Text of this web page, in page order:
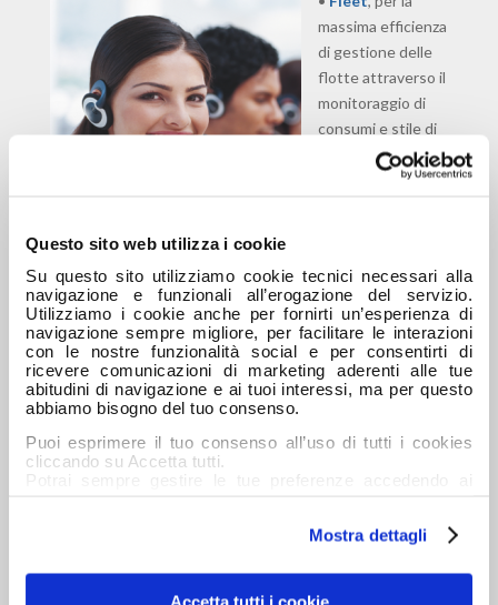
Questo sito web utilizza i cookie
Su questo sito utilizziamo cookie tecnici necessari alla
navigazione e funzionali all’erogazione del servizio.
Utilizziamo i cookie anche per fornirti un’esperienza di
navigazione sempre migliore, per facilitare le interazioni
con le nostre funzionalità social e per consentirti di
ricevere comunicazioni di marketing aderenti alle tue
abitudini di navigazione e ai tuoi interessi, ma per questo
abbiamo bisogno del tuo consenso.
Puoi esprimere il tuo consenso all’uso di tutti i cookies
cliccando su Accetta tutti.
Potrai sempre gestire le tue preferenze accedendo ai
Mostra dettagli
massima efficienza
di gestione delle
flotte attraverso il
monitoraggio di
consumi e stile di
pianificazione delle
spedizione degli
ordini. Include la
Web Api di
IVECO, che consente ai proprietari di tenere sotto
controllo le proprie flotte composte da veicoli di diversi
brand in un unico strumento, grazie all’integrazione dati
flessibile.
•Uptime, per mantenere i veicoli sempre operativi,
Control Room di IVECO, consente di fornire assistenza a